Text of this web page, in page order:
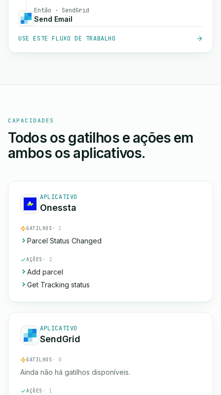
Então · SendGrid
Send Email
USE ESTE FLUXO DE TRABALHO
CAPACIDADES
Todos os gatilhos e ações em
ambos os aplicativos.
APLICATIVO
Onessta
GATILHOS · 1
Parcel Status Changed
AÇÕES · 2
Add parcel
Get Tracking status
APLICATIVO
SendGrid
GATILHOS · 0
Ainda não há gatilhos disponíveis.
AÇÕES · 1